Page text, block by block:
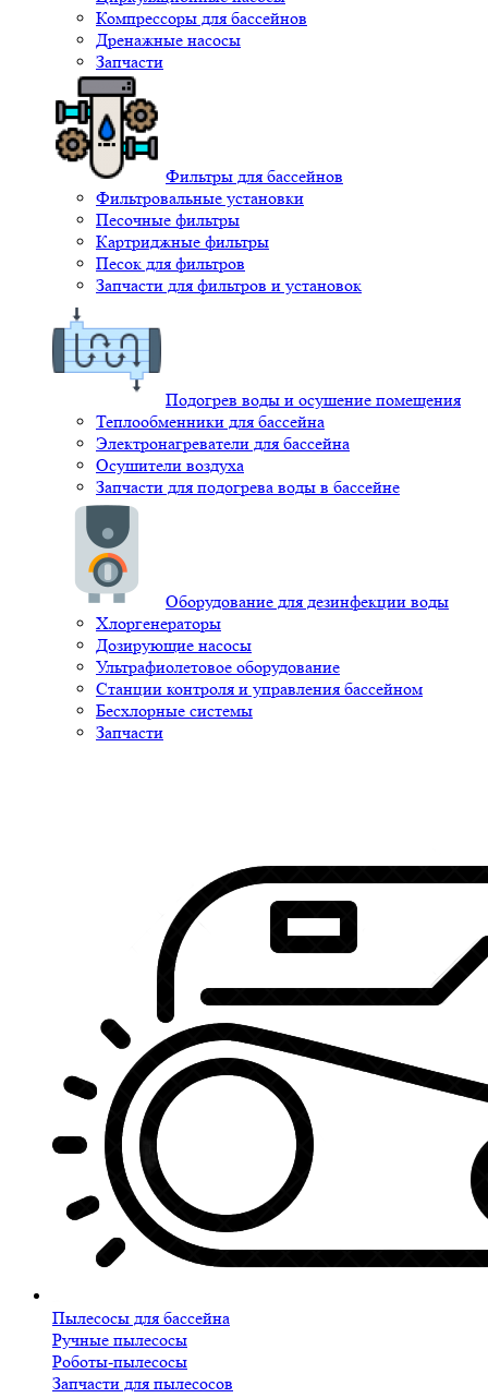
Компрессоры для бассейнов
Дренажные насосы
Запчасти
Фильтры для бассейнов
Фильтровальные установки
Песочные фильтры
Картриджные фильтры
Песок для фильтров
Запчасти для фильтров и установок
Подогрев воды и осушение помещения
Теплообменники для бассейна
Электронагреватели для бассейна
Осушители воздуха
Запчасти для подогрева воды в бассейне
Оборудование для дезинфекции воды
Хлоргенераторы
Дозирующие насосы
Ультрафиолетовое оборудование
Станции контроля и управления бассейном
Бесхлорные системы
Запчасти
Пылесосы для бассейна
Ручные пылесосы
Роботы-пылесосы
Запчасти для пылесосов